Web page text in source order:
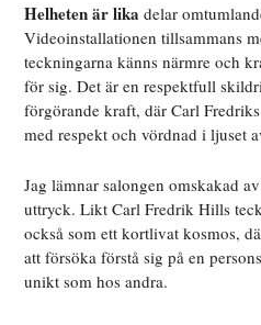
Helheten är lika delar
Videoinstallationen tillsammans
teckningarna känns närmre och
för sig. Det är en respektfull
förgörande kraft, där Carl
med respekt och vördnad i ljuset
Jag lämnar salongen omskakad
uttryck. Likt Carl Fredrik Hills
också som ett kortlivat kosmos,
att försöka förstå sig på en
unikt som hos andra.